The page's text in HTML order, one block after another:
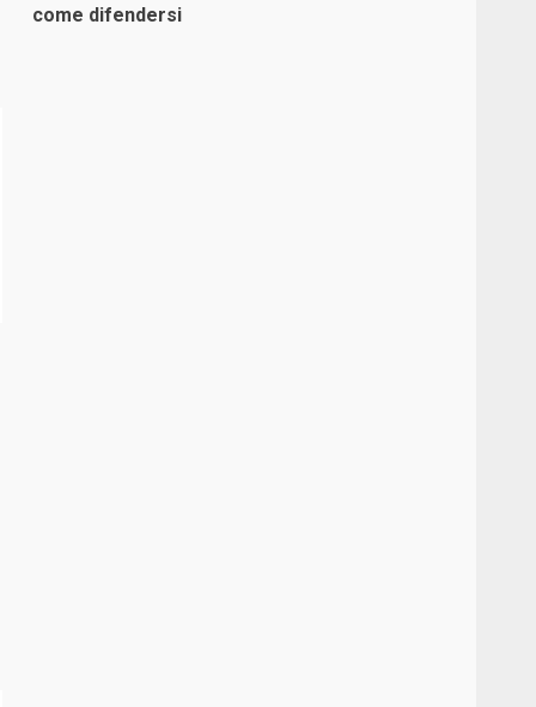
come difendersi